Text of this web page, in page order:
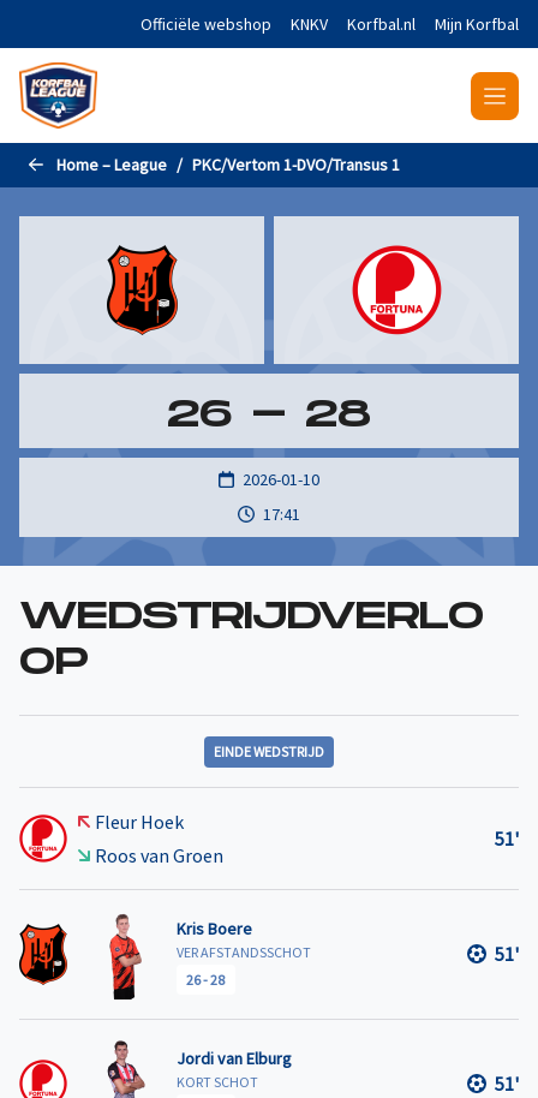
Naar de hoofdinhoud gaanOfficiële webshop KNKV Korfbal.nl Mijn Korfbal
Home – League PKC/Vertom 1-DVO/Transus 1
26 - 28
2026-01-10
17:41
WEDSTRIJDVERLO
OP
EINDE WEDSTRIJD
Fleur Hoek
Roos van Groen
51'
Kris Boere
VER AFSTANDSSCHOT
26-28
51'
Jordi van Elburg
KORT SCHOT
51'